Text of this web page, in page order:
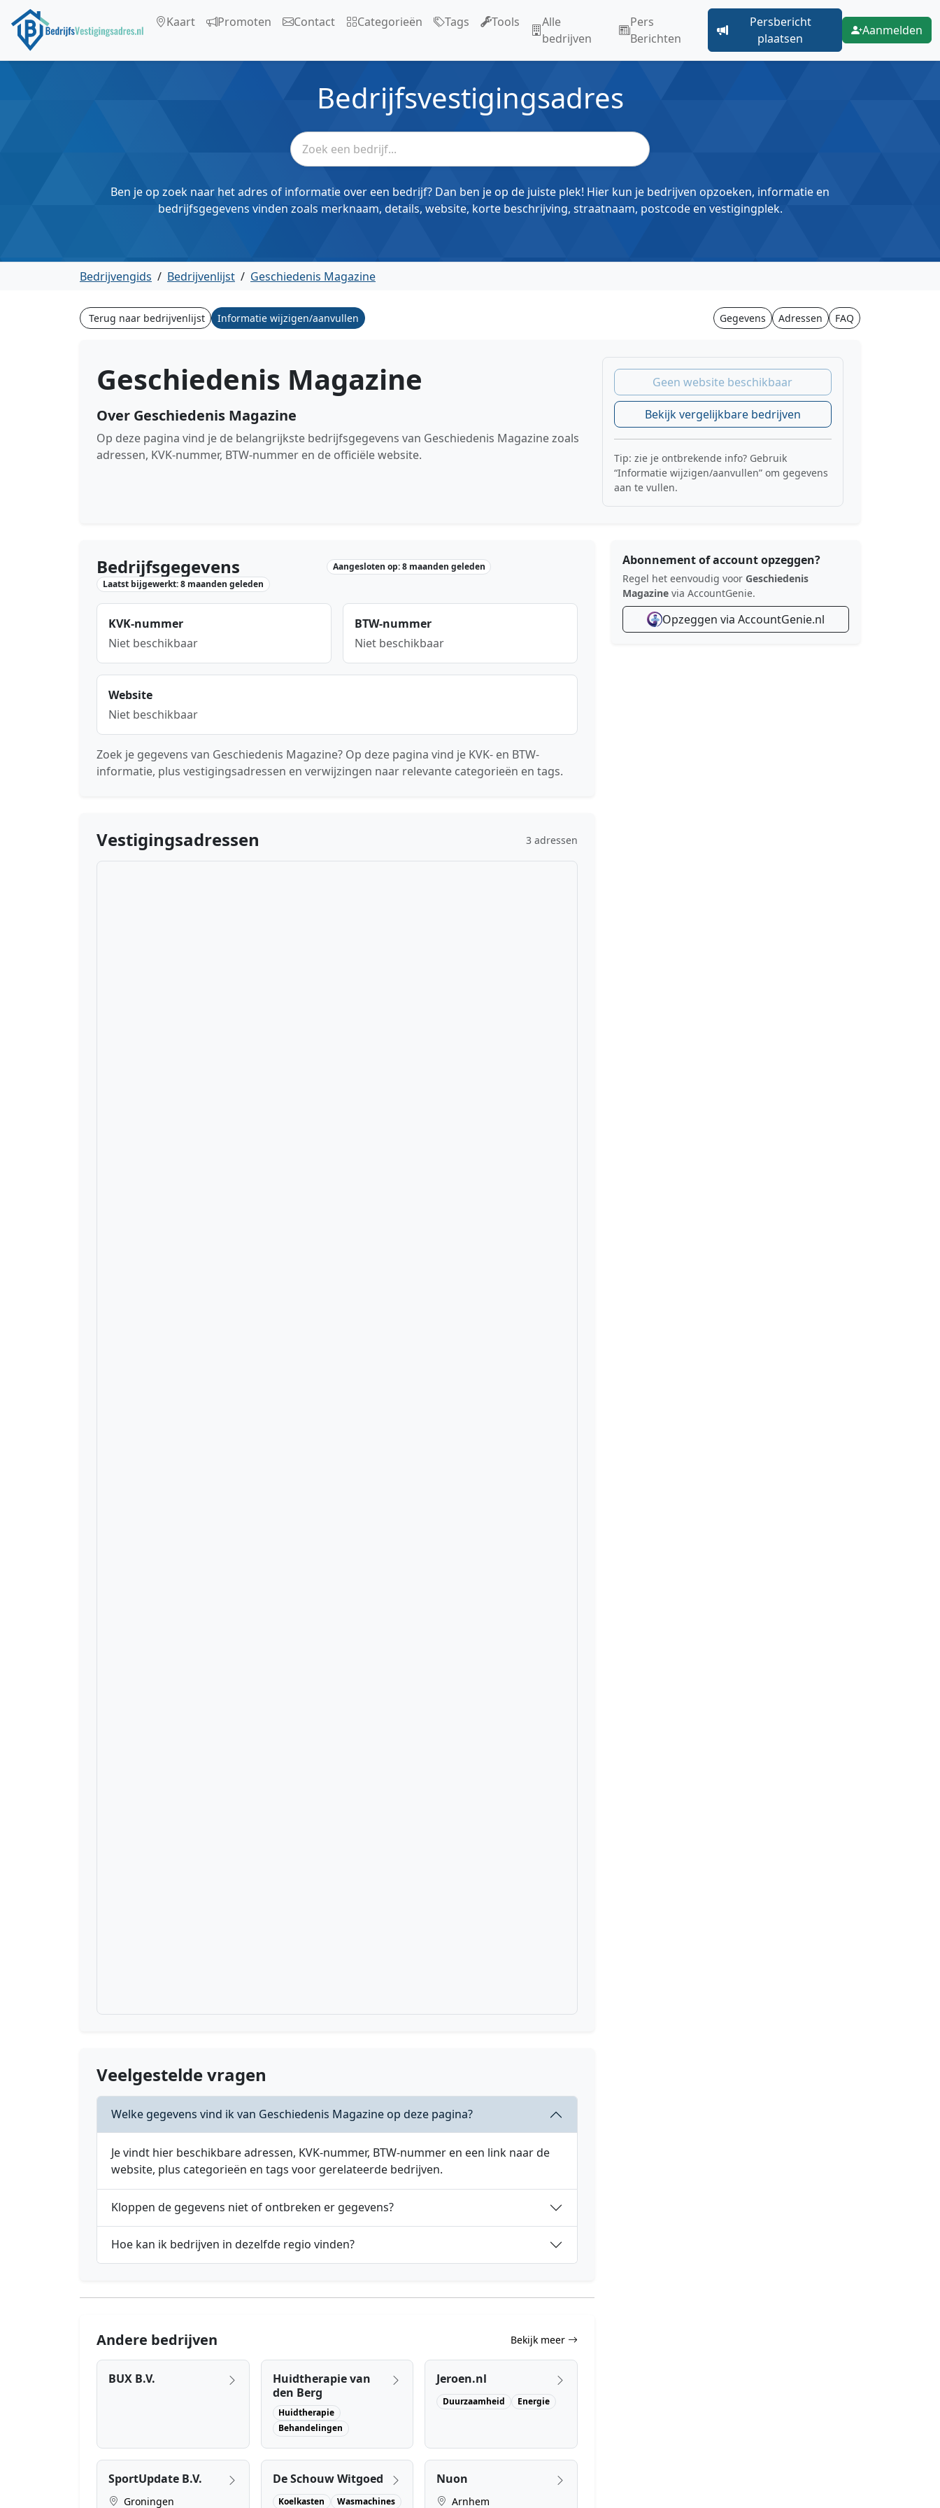
Kaart Promoten Contact Categorieën Tags Tools
Alle
bedrijven
Pers
Berichten
Persbericht
plaatsen
Aanmelden
Bedrijfsvestigingsadres
Ben je op zoek naar het adres of informatie over een bedrijf? Dan ben je op de juiste plek! Hier kun je bedrijven opzoeken, informatie en
bedrijfsgegevens vinden zoals merknaam, details, website, korte beschrijving, straatnaam, postcode en vestigingplek.
Bedrijvengids / Bedrijvenlijst / Geschiedenis Magazine
Terug naar bedrijvenlijst Informatie wijzigen/aanvullen Gegevens Adressen FAQ
Geschiedenis Magazine
Over Geschiedenis Magazine
Op deze pagina vind je de belangrijkste bedrijfsgegevens van Geschiedenis Magazine zoals
adressen, KVK-nummer, BTW-nummer en de officiële website.
Geen website beschikbaar
Bekijk vergelijkbare bedrijven
Tip: zie je ontbrekende info? Gebruik
“Informatie wijzigen/aanvullen” om gegevens
aan te vullen.
Bedrijfsgegevens
Aangesloten op: 8 maanden geleden
Laatst bijgewerkt: 8 maanden geleden
KVK-nummer
Niet beschikbaar
BTW-nummer
Niet beschikbaar
Website
Niet beschikbaar
Zoek je gegevens van Geschiedenis Magazine? Op deze pagina vind je KVK- en BTW-
informatie, plus vestigingsadressen en verwijzingen naar relevante categorieën en tags.
Vestigingsadressen 3 adressen
Veelgestelde vragen
Welke gegevens vind ik van Geschiedenis Magazine op deze pagina?
Je vindt hier beschikbare adressen, KVK-nummer, BTW-nummer en een link naar de
website, plus categorieën en tags voor gerelateerde bedrijven.
Kloppen de gegevens niet of ontbreken er gegevens?
Hoe kan ik bedrijven in dezelfde regio vinden?
Andere bedrijven Bekijk meer
BUX B.V.
Huidtherapie van
den Berg
Huidtherapie
Behandelingen
Jeroen.nl
Duurzaamheid Energie
SportUpdate B.V.
Groningen
De Schouw Witgoed
Koelkasten Wasmachines
Nuon
Arnhem
Abonnement of account opzeggen?
Regel het eenvoudig voor Geschiedenis
Magazine via AccountGenie.
Opzeggen via AccountGenie.nl